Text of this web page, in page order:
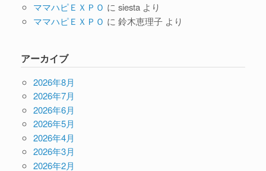
ママハピＥＸＰＯ に siestaより
ママハピＥＸＰＯ に 鈴木恵理子より
アーカイブ
2026年8月
2026年7月
2026年6月
2026年5月
2026年4月
2026年3月
2026年2月